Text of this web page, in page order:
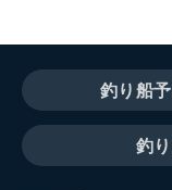
釣り船
釣